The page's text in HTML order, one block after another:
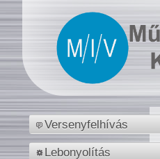
Versenyfelhívás
Lebonyolítás